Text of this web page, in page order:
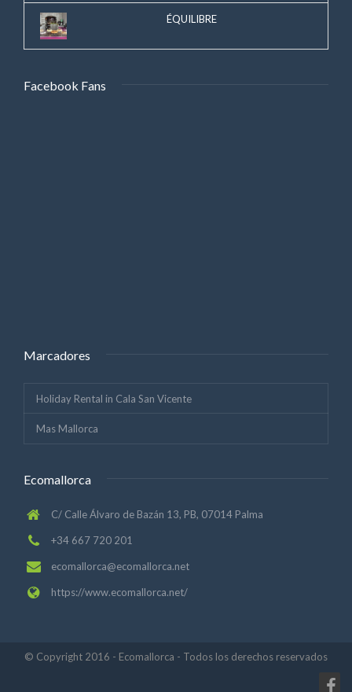
ÉQUILIBRE
Facebook Fans
Marcadores
Holiday Rental in Cala San Vicente
Mas Mallorca
Ecomallorca
C/ Calle Álvaro de Bazán 13, PB, 07014 Palma
+34 667 720 201
ecomallorca@ecomallorca.net
https://www.ecomallorca.net/
© Copyright 2016 - Ecomallorca - Todos los derechos reservados